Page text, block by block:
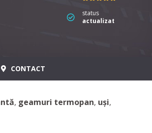
status
actualizat
CONTACT
, geamuri termopan, uşi,